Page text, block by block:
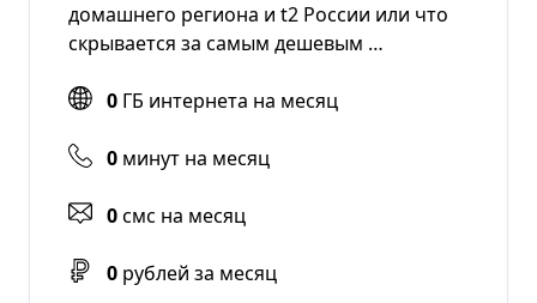
домашнего региона и t2 России или что
скрывается за самым дешевым …
0 ГБ интернета на месяц
0 минут на месяц
0смс на месяц
0 рублей за месяц